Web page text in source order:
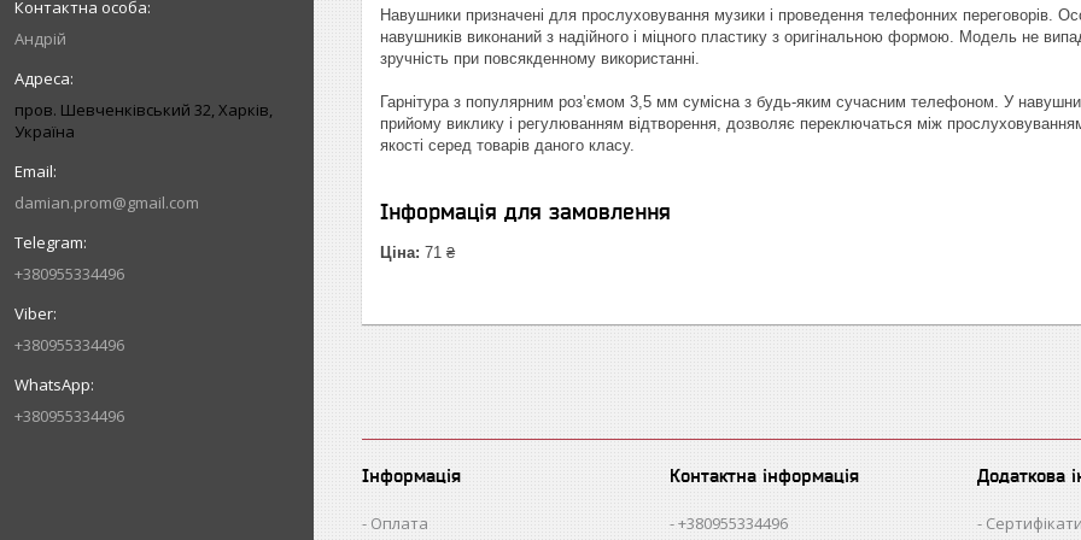
Андрій
пров. Шевченківський 32, Харків,
Україна
damian.prom@gmail.com
+380955334496
+380955334496
+380955334496
Навушники призначені для прослуховування музики і проведення телефонних переговорів.
навушників виконаний з надійного і міцного пластику з оригінальною формою. Модель не
зручність при повсякденному використанні.
Гарнітура з популярним роз’ємом 3,5 мм сумісна з будь-яким сучасним телефоном. У
прийому виклику і регулюванням відтворення, дозволяє переключаться між
якості серед товарів даного класу.
Інформація для замовлення
Ціна: 71 ₴
Інформація
Оплата
Контактна інформація
+380955334496
Додаткова